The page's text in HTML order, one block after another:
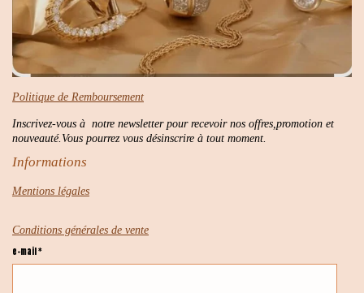
Politique de Remboursement
Inscrivez-vous à notre newsletter pour recevoir nos offres,promotion et
nouveauté.Vous pourrez vous désinscrire à tout moment.
Informations
Mentions légales
Conditions générales de vente
e-mail *